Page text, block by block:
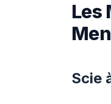
Les
Scie